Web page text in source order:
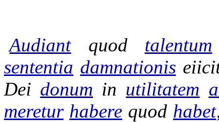
Audiantquod talentum
sententia damnationis
Dei donum in utilitatem
meretur habere quod habet